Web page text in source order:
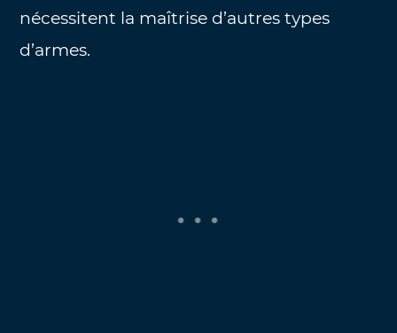
nécessitent la maîtrise d’autres types
d’armes.